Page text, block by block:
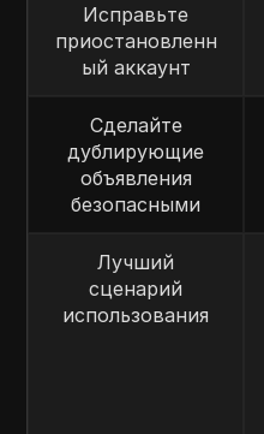
Исправьте
приостановленн
ый аккаунт
Сделайте
дублирующие
объявления
безопасными
Лучший
сценарий
использования